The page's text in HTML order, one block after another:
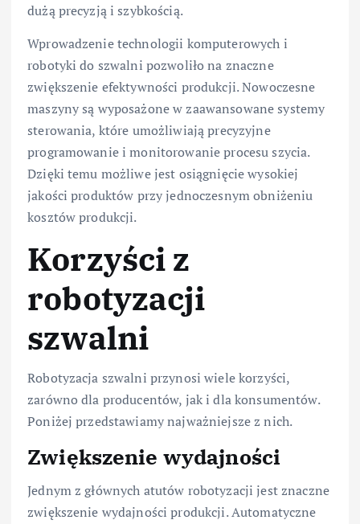
dużą precyzją i szybkością.
Wprowadzenie technologii komputerowych i
robotyki do szwalni pozwoliło na znaczne
zwiększenie efektywności produkcji. Nowoczesne
maszyny są wyposażone w zaawansowane systemy
sterowania, które umożliwiają precyzyjne
programowanie i monitorowanie procesu szycia.
Dzięki temu możliwe jest osiągnięcie wysokiej
jakości produktów przy jednoczesnym obniżeniu
kosztów produkcji.
Korzyści z
robotyzacji
szwalni
Robotyzacja szwalni przynosi wiele korzyści,
zarówno dla producentów, jak i dla konsumentów.
Poniżej przedstawiamy najważniejsze z nich.
Zwiększenie wydajności
Jednym z głównych atutów robotyzacji jest znaczne
zwiększenie wydajności produkcji. Automatyczne